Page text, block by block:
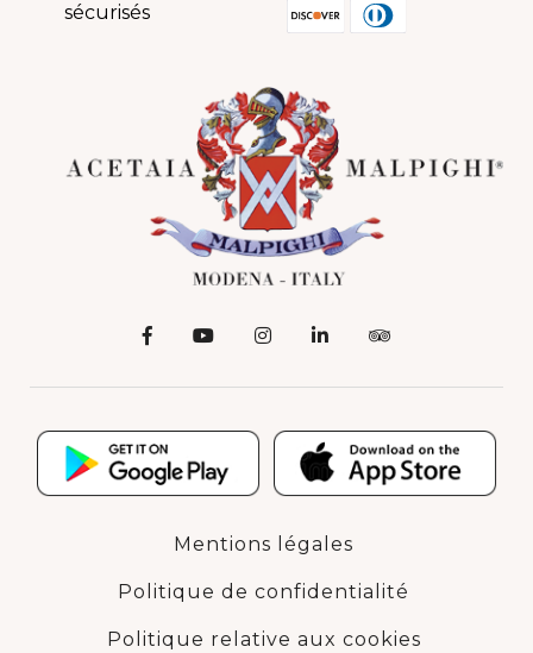
sécurisés
Mentions légales
Politique de confidentialité
Politique relative aux cookies